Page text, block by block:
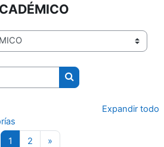
Buscar cursos
Expandir todo
1 Página 1
2 Página 2
»